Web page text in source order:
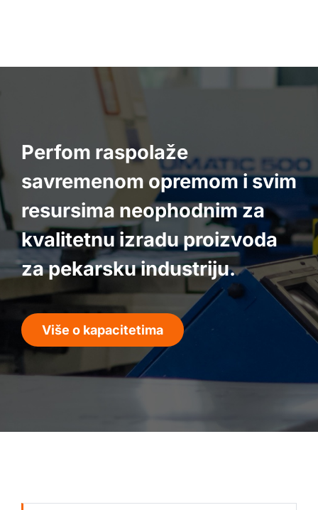
Perfom raspolaže
savremenom opremom i svim
resursima neophodnim za
kvalitetnu izradu proizvoda
za pekarsku industriju.
Više o kapacitetima